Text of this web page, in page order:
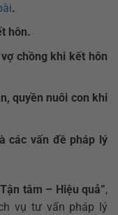
.
hôn.
chồng khi kết hôn
quyền nuôi con khi
các vấn đề pháp lý
tâm – Hiệu quả”,
vụ tư vấn pháp lý